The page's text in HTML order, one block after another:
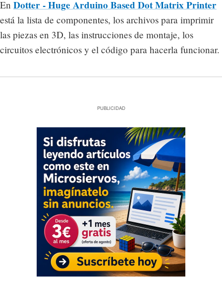
En Dotter - Huge Arduino Based Dot Matrix Printer
está la lista de componentes, los archivos para imprimir
las piezas en 3D, las instrucciones de montaje, los
circuitos electrónicos y el código para hacerla funcionar.
PUBLICIDAD